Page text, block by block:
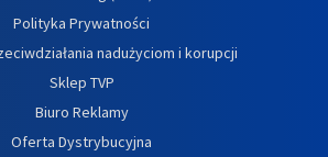
Polityka Prywatności
nadużyciom i korupcji
Sklep TVP
Biuro Reklamy
Oferta Dystrybucyjna